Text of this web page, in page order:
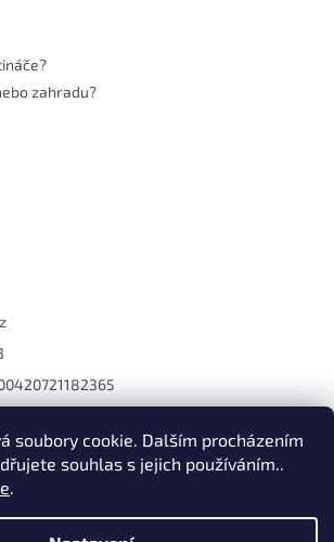
soubory cookie. Dalším procházením
souhlas s jejich používáním..
.
zahradu?